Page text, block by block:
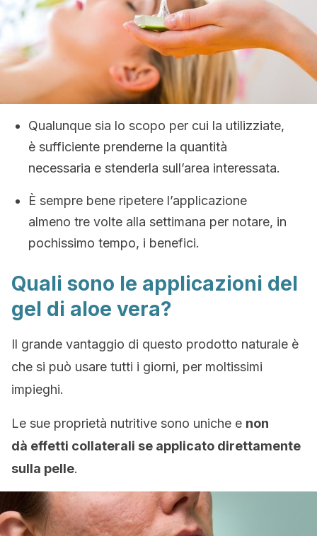
Qualunque sia lo scopo per cui la utilizziate,
è sufficiente prenderne la quantità
necessaria e stenderla sull’area interessata.
È sempre bene ripetere l’applicazione
almeno tre volte alla settimana per notare, in
pochissimo tempo, i benefici.
Quali sono le applicazioni del
gel di aloe vera?
Il grande vantaggio di questo prodotto naturale è
che si può usare tutti i giorni, per moltissimi
impieghi.
Le sue proprietà nutritive sono uniche e non
dà effetti collaterali se applicato direttamente
sulla pelle.